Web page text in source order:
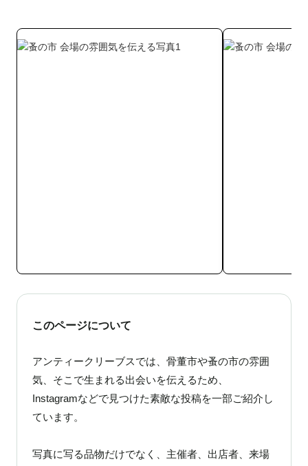
このページについて
アンティークリーブスでは、骨董市や蚤の市の雰囲
気、そこで生まれる出会いを伝えるため、
Instagramなどで見つけた素敵な投稿を一部ご紹介し
ています。
写真に写る品物だけでなく、主催者、出店者、来場